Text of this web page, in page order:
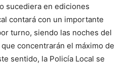
sucediera en ediciones
contará con un importante
turno, siendo las noches del
concentrarán el máximo de
sentido, la Policía Local se